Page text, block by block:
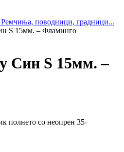
Ремчиња, поводници, градници...
S 15мм. – Фламинго
Син S 15мм. –
полнето со неопрен 35-